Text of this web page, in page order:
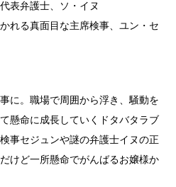
弁護士、ソ・イヌ
れる真面目な主席検事、ユン・セ
に。職場で周囲から浮き、騒動を
懸命に成長していくドタバタラブ
事セジュンや謎の弁護士イヌの正
けど一所懸命でがんばるお嬢様か